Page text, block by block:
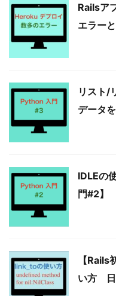
Railsア
エラー
リスト/
データ
IDLEの
門#2】
【
い方 日